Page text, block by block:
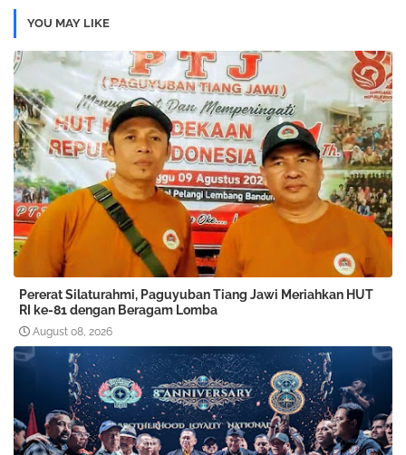
YOU MAY LIKE
Pererat Silaturahmi, Paguyuban Tiang Jawi Meriahkan HUT
RI ke-81 dengan Beragam Lomba
August 08, 2026